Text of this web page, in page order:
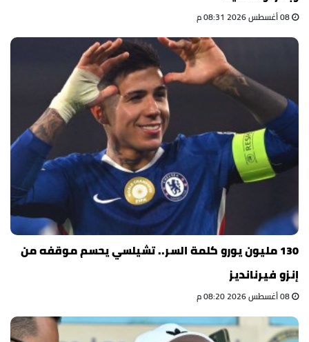
130 مليون يورو كلمة السر.. تشيلسي يحسم موقفه من
إنزو فيرنانديز